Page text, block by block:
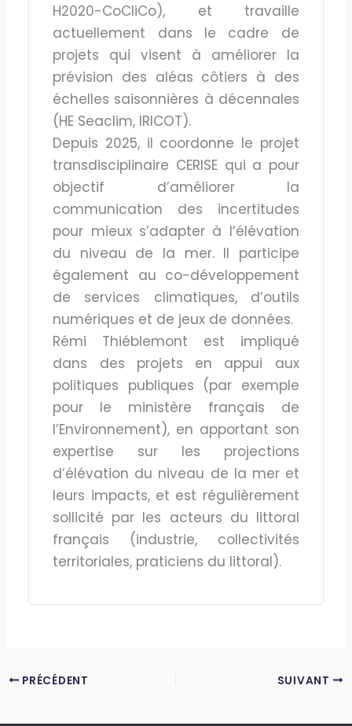
H2020-CoCliCo), et travaille
actuellement dans le cadre de
projets qui visent à améliorer la
prévision des aléas côtiers à des
échelles saisonnières à décennales
(HE Seaclim, IRICOT).
Depuis 2025, il coordonne le projet
transdisciplinaire CERISE qui a pour
objectif d’améliorer la
communication des incertitudes
pour mieux s’adapter à l’élévation
du niveau de la mer. Il participe
également au co-développement
de services climatiques, d’outils
numériques et de jeux de données.
Rémi Thiéblemont est impliqué
dans des projets en appui aux
politiques publiques (par exemple
pour le ministère français de
l’Environnement), en apportant son
expertise sur les projections
d’élévation du niveau de la mer et
leurs impacts, et est régulièrement
sollicité par les acteurs du littoral
français (industrie, collectivités
territoriales, praticiens du littoral).
PRÉCÉDENT SUIVANT